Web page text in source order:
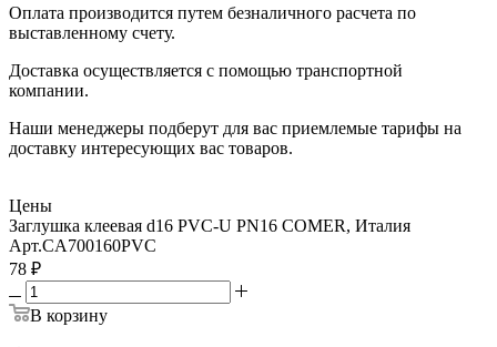
Оплата производится путем безналичного расчета по
выставленному счету.
Доставка осуществляется с помощью транспортной
компании.
Наши менеджеры подберут для вас приемлемые тарифы на
доставку интересующих вас товаров.
Цены
Заглушка клеевая d16 PVC-U PN16 COMER, Италия
Арт.CA700160PVC
78 ₽
В корзину